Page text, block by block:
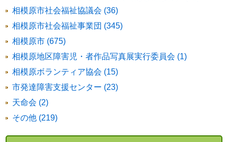
相模原市社会福祉協議会 (36)
相模原市社会福祉事業団 (345)
相模原市 (675)
相模原地区障害児・者作品写真展実行委員会 (1)
相模原ボランティア協会 (15)
市発達障害支援センター (23)
天命会 (2)
その他 (219)